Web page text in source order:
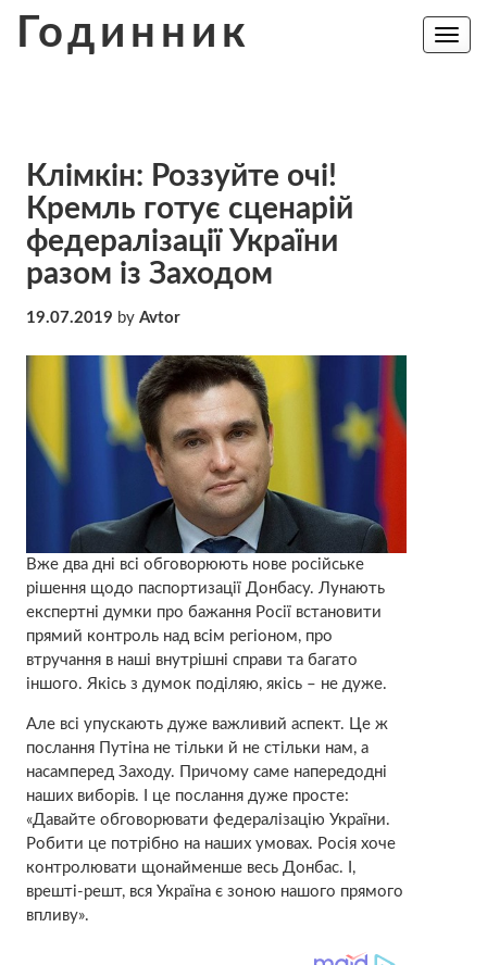
Годинник
Toggle
Клімкін: Роззуйте очі!
Кремль готує сценарій
федералізації України
разом із Заходом
19.07.2019 by Avtor
Вже два дні всі обговорюють нове російське
рішення щодо паспортизації Донбасу. Лунають
експертні думки про бажання Росії встановити
прямий контроль над всім регіоном, про
втручання в наші внутрішні справи та багато
іншого. Якісь з думок поділяю, якісь – не дуже.
Але всі упускають дуже важливий аспект. Це ж
послання Путіна не тільки й не стільки нам, а
насамперед Заходу. Причому саме напередодні
наших виборів. І це послання дуже просте:
«Давайте обговорювати федералізацію України.
Робити це потрібно на наших умовах. Росія хоче
контролювати щонайменше весь Донбас. І,
врешті-решт, вся Україна є зоною нашого прямого
впливу».